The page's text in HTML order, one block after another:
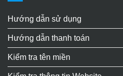
Hướng dẫn sử dụng
Hướng dẫn thanh toán
Kiểm tra tên miền